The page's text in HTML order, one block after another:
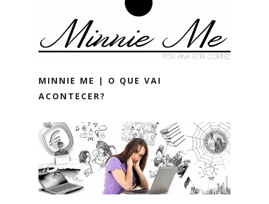
MINNIE ME | O QUE VAI
ACONTECER?